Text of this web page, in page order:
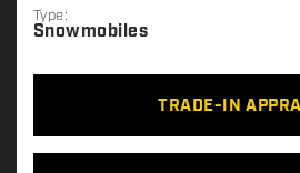
Type:
Snowmobiles
TRADE-IN